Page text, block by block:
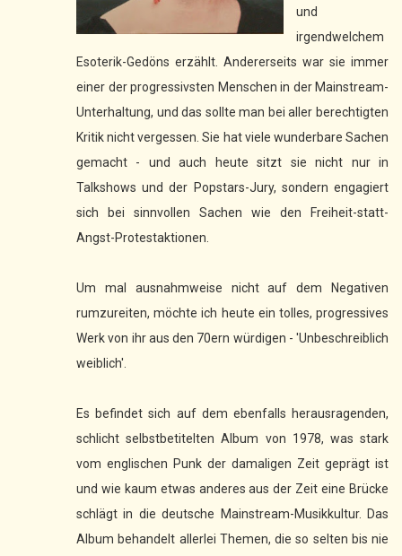
und
irgendwelchem
Esoterik-Gedöns erzählt. Andererseits war sie immer
einer der progressivsten Menschen in der Mainstream-
Unterhaltung, und das sollte man bei aller berechtigten
Kritik nicht vergessen. Sie hat viele wunderbare Sachen
gemacht - und auch heute sitzt sie nicht nur in
Talkshows und der Popstars-Jury, sondern engagiert
sich bei sinnvollen Sachen wie den Freiheit-statt-
Angst-Protestaktionen.
Um mal ausnahmweise nicht auf dem Negativen
rumzureiten, möchte ich heute ein tolles, progressives
Werk von ihr aus den 70ern würdigen - 'Unbeschreiblich
weiblich'.
Es befindet sich auf dem ebenfalls herausragenden,
schlicht selbstbetitelten Album von 1978, was stark
vom englischen Punk der damaligen Zeit geprägt ist
und wie kaum etwas anderes aus der Zeit eine Brücke
schlägt in die deutsche Mainstream-Musikkultur. Das
Album behandelt allerlei Themen, die so selten bis nie